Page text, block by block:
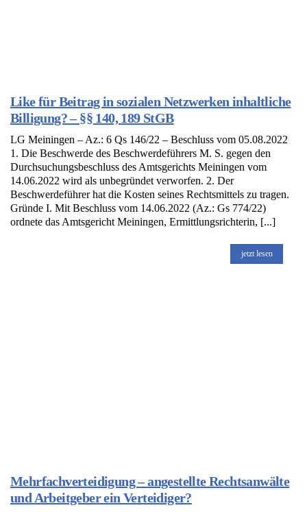
Like für Beitrag in sozialen Netzwerken inhaltliche
Billigung? – §§ 140, 189 StGB
LG Meiningen – Az.: 6 Qs 146/22 – Beschluss vom 05.08.2022
1. Die Beschwerde des Beschwerdeführers M. S. gegen den
Durchsuchungsbeschluss des Amtsgerichts Meiningen vom
14.06.2022 wird als unbegründet verworfen. 2. Der
Beschwerdeführer hat die Kosten seines Rechtsmittels zu tragen.
Gründe I. Mit Beschluss vom 14.06.2022 (Az.: Gs 774/22)
ordnete das Amtsgericht Meiningen, Ermittlungsrichterin, [...]
jetzt lesen
Mehrfachverteidigung – angestellte Rechtsanwälte
und Arbeitgeber ein Verteidiger?